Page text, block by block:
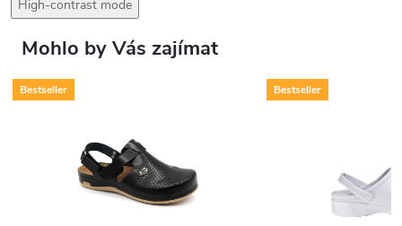
High-contrast mode
Mohlo by Vás zajímat
Bestseller Bestseller